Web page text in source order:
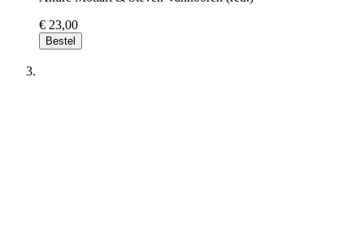
€ 23,00
Bestel